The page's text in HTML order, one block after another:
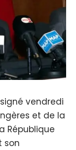
vendredi
et de la
République
son